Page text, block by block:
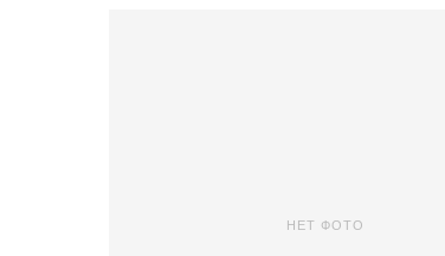
НЕТ ФОТО